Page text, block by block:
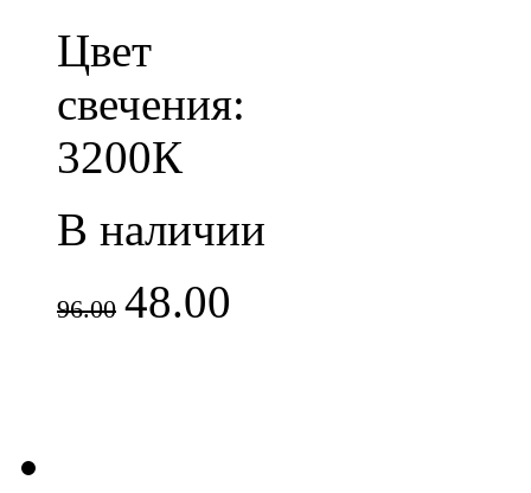
Цвет
свечения:
3200К
В наличии
96.00 48.00